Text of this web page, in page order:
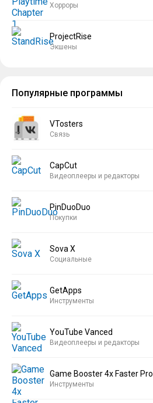
Хорроры
ProjectRise
Экшены
Популярные программы
VTosters
Связь
CapCut
Видеоплееры и редакторы
PinDuoDuo
Покупки
Sova X
Социальные
GetApps
Инструменты
YouTube Vanced
Видеоплееры и редакторы
Game Booster 4x Faster Pro
Инструменты